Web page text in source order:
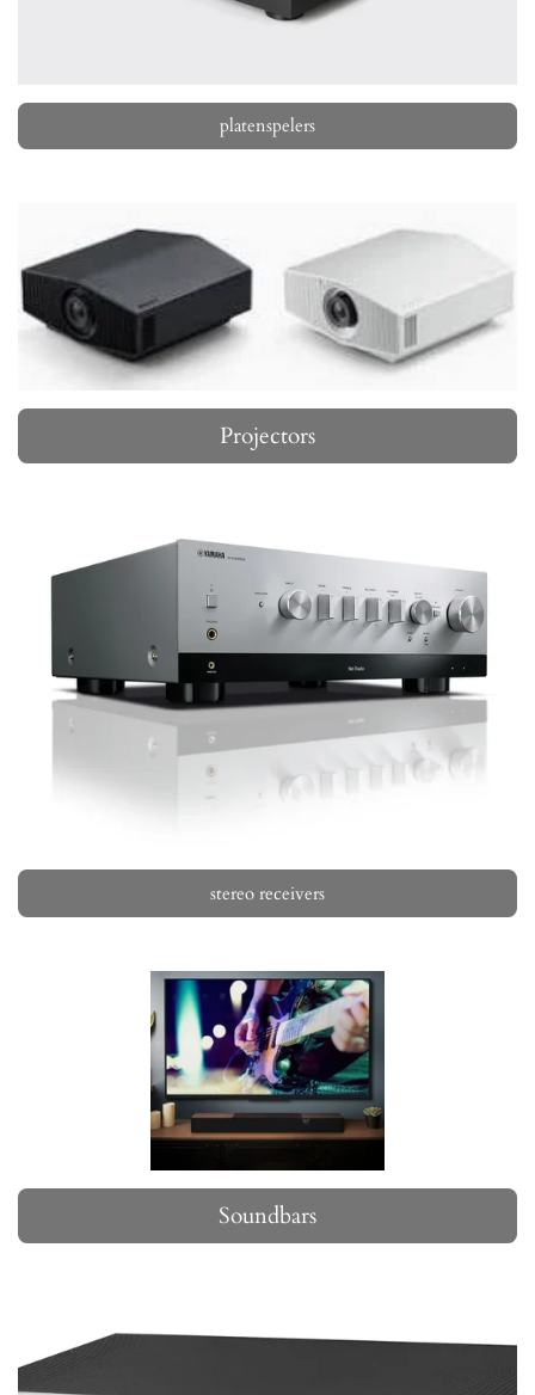
platenspelers
Projectors
stereo receivers
Soundbars